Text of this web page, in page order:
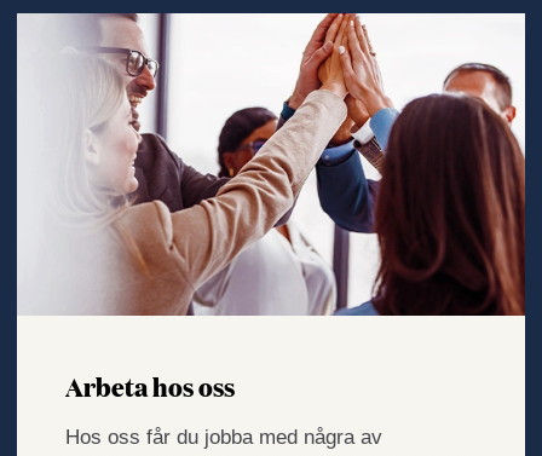
Arbeta hos oss
Hos oss får du jobba med några av